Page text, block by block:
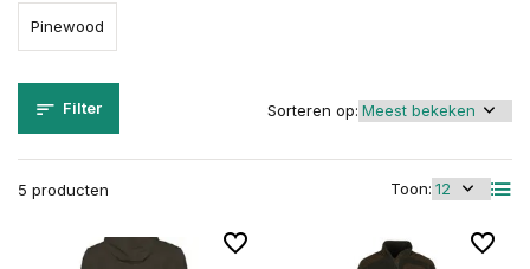
Pinewood
Filter
5 producten Toon:
Sorteren op: